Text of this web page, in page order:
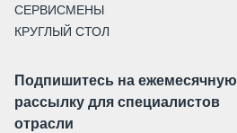
СЕРВИСМЕНЫ
КРУГЛЫЙ СТОЛ
Подпишитесь на ежемесячную
рассылку для специалистов
отрасли